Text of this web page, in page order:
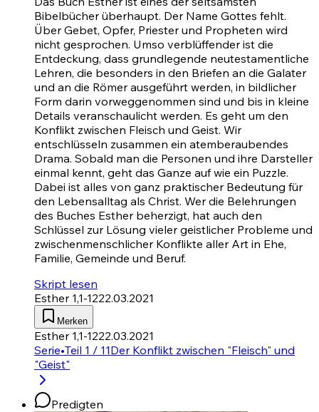
Bibelbücher überhaupt. Der Name Gottes fehlt.
Über Gebet, Opfer, Priester und Propheten wird
nicht gesprochen. Umso verblüffender ist die
Entdeckung, dass grundlegende neutestamentliche
Lehren, die besonders in den Briefen an die Galater
und an die Römer ausgeführt werden, in bildlicher
Form darin vorweggenommen sind und bis in kleine
Details veranschaulicht werden. Es geht um den
Konflikt zwischen Fleisch und Geist. Wir
entschlüsseln zusammen ein atemberaubendes
Drama. Sobald man die Personen und ihre Darsteller
einmal kennt, geht das Ganze auf wie ein Puzzle.
Dabei ist alles von ganz praktischer Bedeutung für
den Lebensalltag als Christ. Wer die Belehrungen
des Buches Esther beherzigt, hat auch den
Schlüssel zur Lösung vieler geistlicher Probleme und
zwischenmenschlicher Konflikte aller Art in Ehe,
Familie, Gemeinde und Beruf.
Skript lesen
Esther 1,1-1222.03.2021
Merken
Esther 1,1-1222.03.2021
Serie•Teil 1 / 11Der Konflikt zwischen "Fleisch" und
"Geist"
Predigten